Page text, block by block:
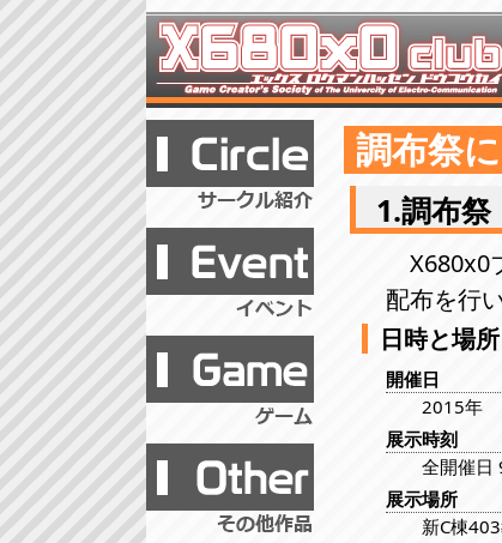
調布祭
1.調布
X680x0
配布を行
日時と場所
開催日
2015年
展示時刻
全開催日
展示場所
新C棟